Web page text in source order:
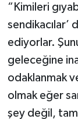
“Kimileri
sendikacılar’
ediyorlar.
geleceğine
odaklanmak
olmak eğer
şey değil,